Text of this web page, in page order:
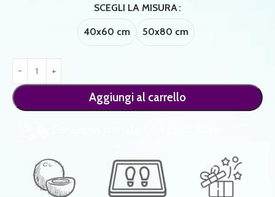
SCEGLI LA MISURA
40x60 cm 50x80 cm
Aggiungi al carrello